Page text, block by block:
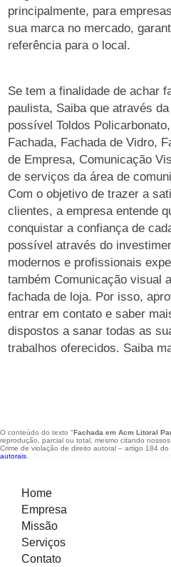
principalmente, para
sua marca no mercado,
referência para o local.
Se tem a finalidade de achar
paulista, Saiba que através
possível Toldos
Fachada, Fachada de Vidro,
de Empresa, Comunicação
de serviços da área de
Com o objetivo de trazer a
clientes, a empresa entende
conquistar a confiança de
possível através do
modernos e profissionais
também Comunicação visual
fachada de loja. Por isso,
entrar em contato e saber
dispostos a sanar todas as
trabalhos oferecidos. Saiba
O conteúdo do texto "Fachada em Acm Litoral
reprodução, parcial ou total, mesmo citando
Crime de violação de direito autoral – artigo 184
autorais
Home
Empresa
Missão
Serviços
Contato